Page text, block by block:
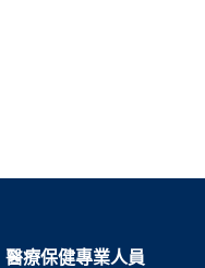
醫療保健專業人員